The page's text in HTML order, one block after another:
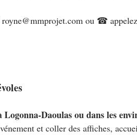
royne@mmprojet.com ou ☎
Logonna-Daoulas ou dans les
et coller des affiches,